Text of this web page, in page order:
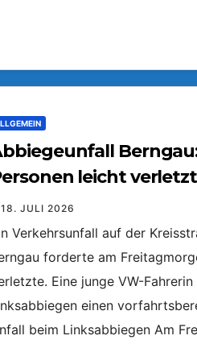
leicht verletzt
18. JULI 2026
Verkehrsunfall auf der
forderte am
Eine junge VW-
einen
beim Linksabbiegen Am